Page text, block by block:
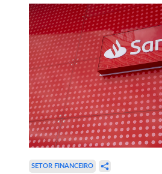
SETOR FINANCEIRO